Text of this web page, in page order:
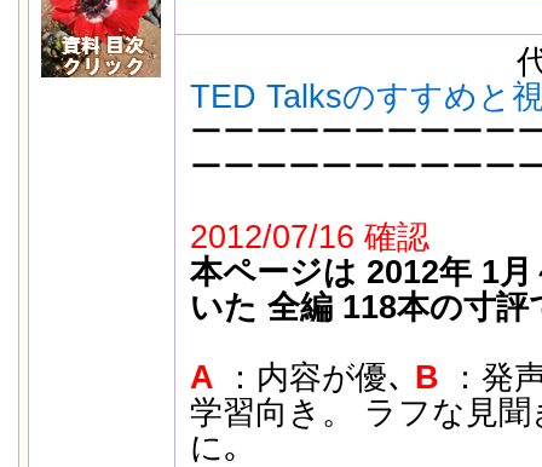
代表ペー
TED Talksのすすめと
ーーーーーーーーーー
ーーーーーーーーーー
2012/07/16 確認
本ページは 2012年 1
いた 全編 118本の寸評
A ：内容が優､ B ：発
学習向き。 ラフな見
に｡